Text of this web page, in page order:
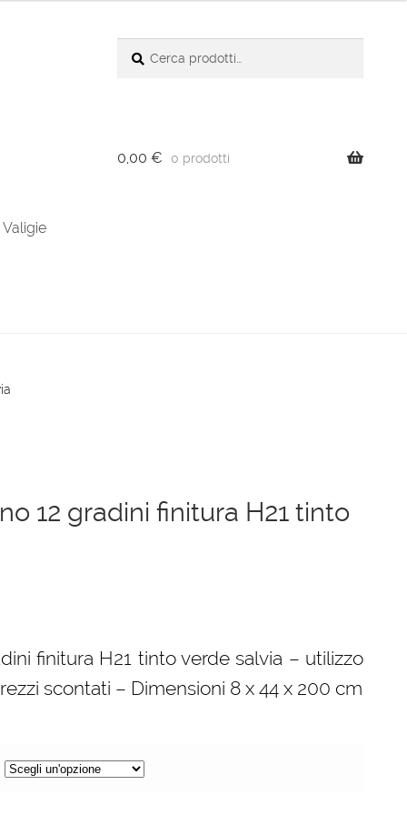
Valigie
0,00 € 0 prodotti
12 gradini finitura H21 tinto
finitura H21 tinto verde salvia – utilizzo
scontati – Dimensioni 8 x 44 x 200 cm